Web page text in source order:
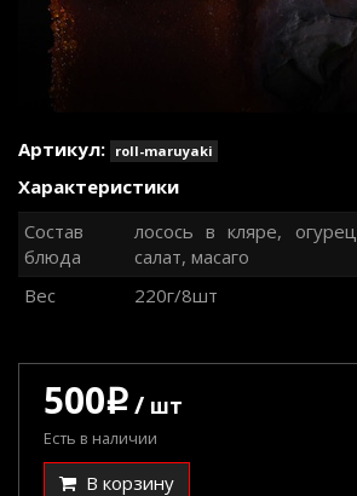
Артикул: roll-maruyaki
Характеристики
Состав
блюда
лосось в кляре,
салат, масаго
Вес
220г/8шт
500q / шт
Есть в наличии
В корзину